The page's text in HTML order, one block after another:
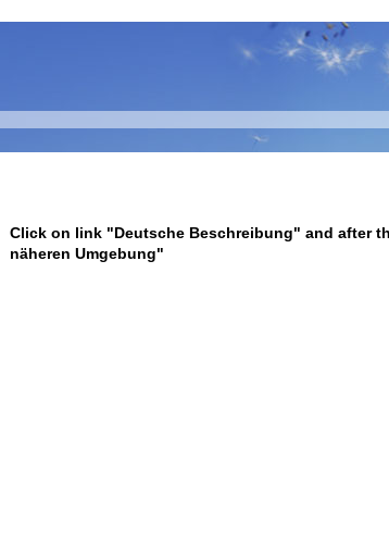
Click on link "Deutsche Beschreibung" and after
näheren Umgebung"